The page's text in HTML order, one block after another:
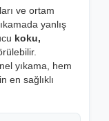
ve ortam
yanlış
koku,
yıkama, hem
en sağlıklı